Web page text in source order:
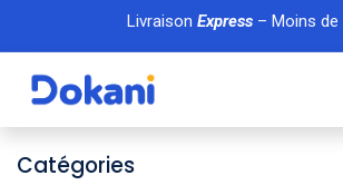
Se rendre au contenu
Livraison Express– Moins de
Catégories